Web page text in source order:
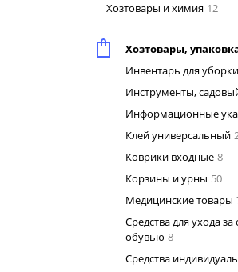
Хозтовары и химия 12
Хозтовары,
Инвентарь для уборки
Инструменты,
Информационные
Клей универсальный
Коврики входные 8
Корзины и урны 50
Медицинские товары
Средства для ухода
обувью 8
Средства